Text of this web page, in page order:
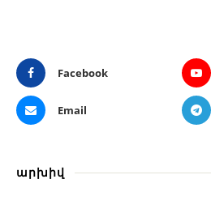
Facebook
Email
արխիվ